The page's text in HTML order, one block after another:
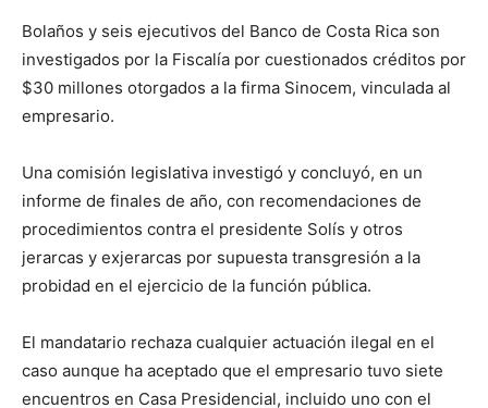
Bolaños y seis ejecutivos del Banco de Costa Rica son
investigados por la Fiscalía por cuestionados créditos por
$30 millones otorgados a la firma Sinocem, vinculada al
empresario.
Una comisión legislativa investigó y concluyó, en un
informe de finales de año, con recomendaciones de
procedimientos contra el presidente Solís y otros
jerarcas y exjerarcas por supuesta transgresión a la
probidad en el ejercicio de la función pública.
El mandatario rechaza cualquier actuación ilegal en el
caso aunque ha aceptado que el empresario tuvo siete
encuentros en Casa Presidencial, incluido uno con el